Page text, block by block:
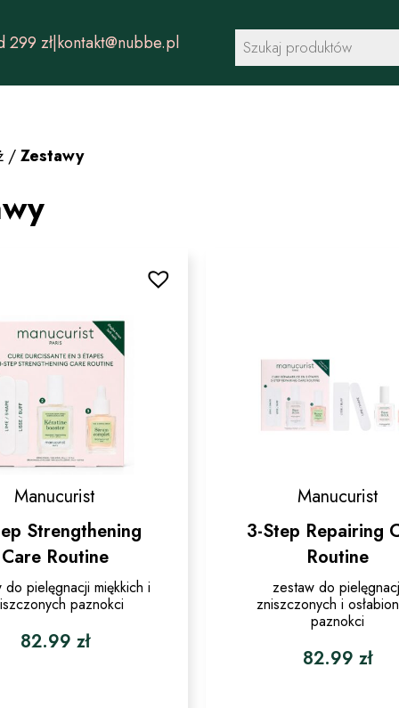
299 zł|kontakt@nubbe.pl Wyszukiwarka
produktów
/Zestawy
Manucurist
Strengthening
Care Routine
do pielęgnacji miękkich i
paznokci
82.99 zł
Manucurist
3-Step Repairing
Routine
zestaw do
zniszczonych i
paznokci
82.99zł